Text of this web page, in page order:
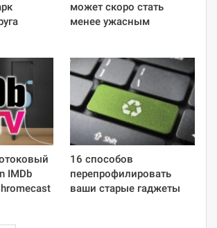
может скоро стать
менее ужасным
IMDb
16 способов
перепрофилировать
ваши старые гаджеты